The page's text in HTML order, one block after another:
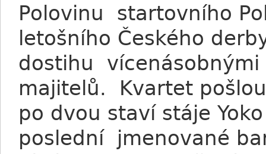
Polovinu startovního
letošního Českého
dostihu
majitelů. Kvartet
po dvou staví stáje
poslední jmenované